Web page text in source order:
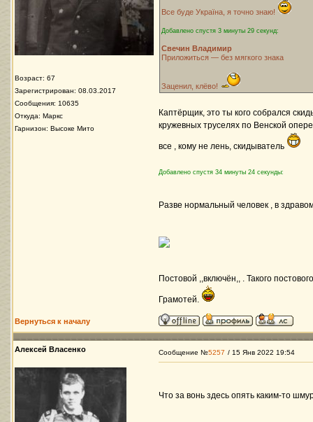
Возраст: 67
Зарегистрирован: 08.03.2017
Сообщения: 10635
Откуда: Маркс
Гарнизон: Высоке Мито
Все буде Україна, я точно знаю!
Добавлено спустя 3 минуты 29 секунд:
Свечин Владимир
Приложиться — без мягкого знака
Заценил, клёво!
Каптёрщик, это ты кого собрался
кружевных труселях по Венской
все , кому не лень, скидыватель
Добавлено спустя 34 минуты 24 секунды:
Разве нормальный человек , в
Постовой ,,включён,, . Такого
Грамотей.
Вернуться к началу
Алексей Власенко Сообщение №5257 / 15 Янв 2022 19:54
Что за вонь здесь опять каким-то